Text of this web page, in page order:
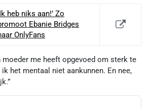
heb niks aan!’ Zo
Ebanie Bridges
OnlyFans
moeder me heeft opgevoed om sterk te
het mentaal niet aankunnen. En nee,